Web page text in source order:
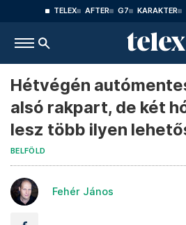
TELEX AFTER G7 KARAKTER
Hétvégén
alsó rakpart, de két
lesz több ilyen
BELFÖLD
Fehér János